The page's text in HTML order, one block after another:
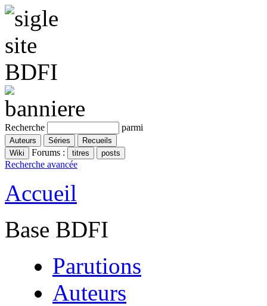
Recherche parmi
Forums :
Recherche avancée
Accueil
Base BDFI
Parutions
Auteurs